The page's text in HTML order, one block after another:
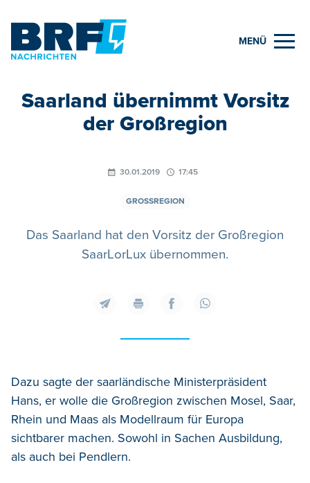
MENÜ
Saarland übernimmt Vorsitz
der Großregion
30.01.2019 17:45
GROSSREGION
Das Saarland hat den Vorsitz der Großregion
SaarLorLux übernommen.
Dazu sagte der saarländische Ministerpräsident
Hans, er wolle die Großregion zwischen Mosel, Saar,
Rhein und Maas als Modellraum für Europa
sichtbarer machen. Sowohl in Sachen Ausbildung,
als auch bei Pendlern.